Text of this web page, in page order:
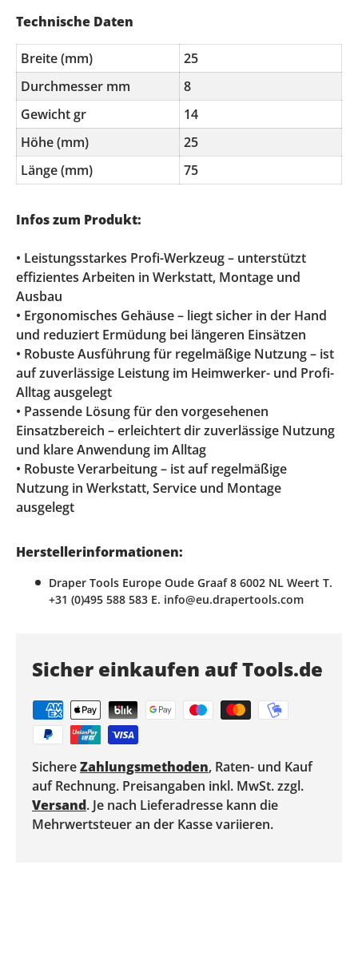
Technische Daten
Breite (mm)
25
Durchmesser mm
8
Gewicht gr
14
Höhe (mm)
25
Länge (mm)
75
Infos zum Produkt:
• Leistungsstarkes Profi-Werkzeug – unterstützt
effizientes Arbeiten in Werkstatt, Montage und
Ausbau
• Ergonomisches Gehäuse – liegt sicher in der Hand
und reduziert Ermüdung bei längeren Einsätzen
• Robuste Ausführung für regelmäßige Nutzung – ist
auf zuverlässige Leistung im Heimwerker- und Profi-
Alltag ausgelegt
• Passende Lösung für den vorgesehenen
Einsatzbereich – erleichtert dir zuverlässige Nutzung
und klare Anwendung im Alltag
• Robuste Verarbeitung – ist auf regelmäßige
Nutzung in Werkstatt, Service und Montage
ausgelegt
Herstellerinformationen:
Draper Tools Europe Oude Graaf 8 6002 NL Weert T.
+31 (0)495 588 583 E. info@eu.drapertools.com
Sicher einkaufen auf Tools.de
SichereZahlungsmethoden, Raten- und Kauf
auf Rechnung. Preisangaben inkl. MwSt. zzgl.
Versand. Je nach Lieferadresse kann die
Mehrwertsteuer an der Kasse variieren.